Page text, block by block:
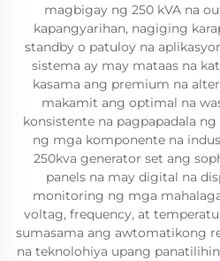
magbigay ng 250 kVA na
kapangyarihan, nagiging
standby o patuloy na
sistema ay may mataas na
kasama ang premium na
makamit ang optimal na
konsistente na pagpapadala
ng mga komponente na
250kva generator set ang
panels na may digital na
monitoring ng mga
voltag, frequency, at
sumasama ang awtomatikong
na teknolohiya upang